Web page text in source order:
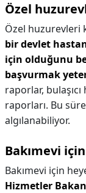
Özel
Özel huzurevleri
bir devlet
için olduğunu
başvurmak
raporlar,
raporları. Bu
algılanabiliyor.
Bakımevi
Bakımevi için
Hizmetler